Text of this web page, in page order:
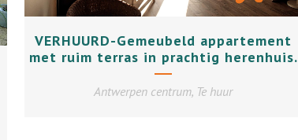
VERHUURD-Gemeubeld appartement
met ruim terras in prachtig herenhuis.
Antwerpen centrum, Te huur